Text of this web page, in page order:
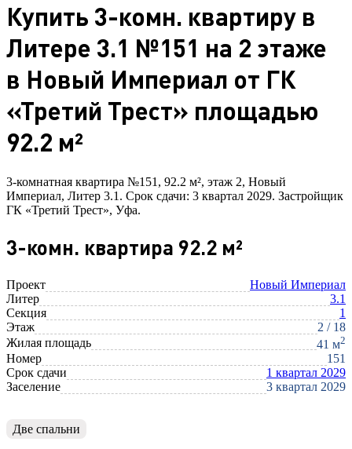
Купить 3-комн. квартиру в
Литере 3.1 №151 на 2 этаже
в Новый Империал от ГК
«Третий Трест» площадью
92.2 м²
3-комнатная квартира №151, 92.2 м², этаж 2, Новый
Империал, Литер 3.1. Срок сдачи: 3 квартал 2029. Застройщик
ГК «Третий Трест», Уфа.
3-комн. квартира 92.2 м²
Проект
Новый Империал
Литер
3.1
Секция
1
Этаж
2 / 18
Жилая площадь
41 м2
Номер
151
Срок сдачи
1 квартал 2029
Заселение
3 квартал 2029
Две спальни